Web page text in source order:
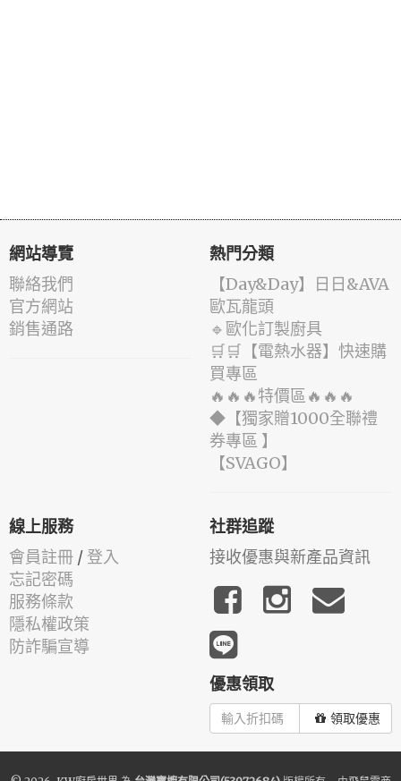
網站導覽
聯絡我們
官方網站
銷售通路
熱門分類
️【Day&Day】️日日&AVA
歐瓦龍頭
🔹歐化訂製廚具
🛒🛒【電熱水器】快速購
買專區
🔥🔥🔥特價區🔥🔥🔥
◆【獨家贈1000全聯禮
券專區 】
️【SVAGO】️
線上服務
會員註冊 / 登入
忘記密碼
服務條款
隱私權政策
防詐騙宣導
社群追蹤
接收優惠與新產品資訊
優惠領取
領取優惠